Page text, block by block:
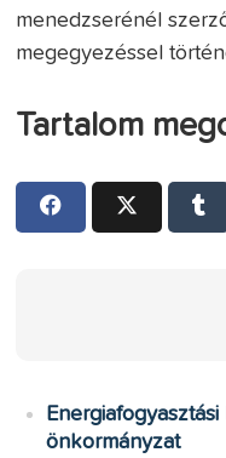
menedzserénél
megegyezéssel
Tartalom
önkormányzat